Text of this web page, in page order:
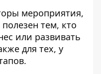
мероприятия,
полезен тем, кто
или развивать
для тех, у